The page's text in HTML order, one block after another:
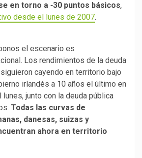
en torno a -30 puntos básicos,
desde el lunes de 2007.
el escenario es
Los rendimientos de la deuda
cayendo en territorio bajo
irlandés a 10 años el último en
junto con la deuda pública
Todas las curvas de
danesas, suizas y
ahora en territorio